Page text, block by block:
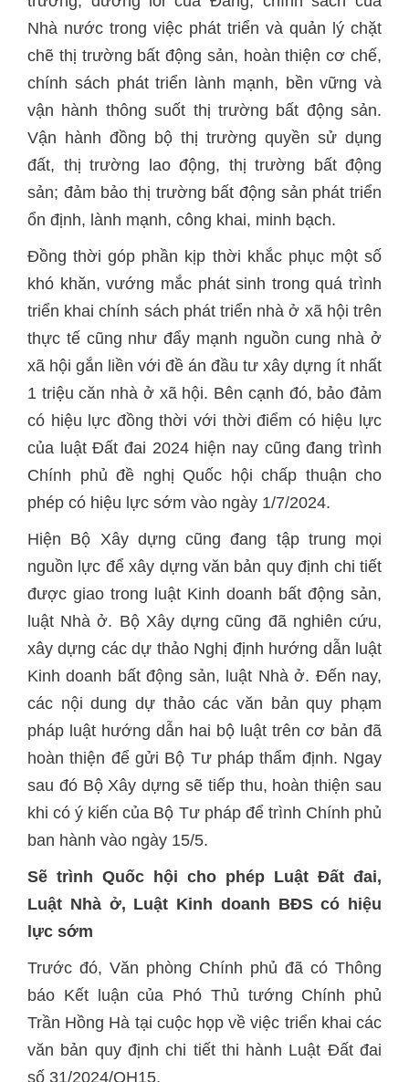
Nhà nước trong việc phát triển và quản lý chặt
chẽ thị trường bất động sản, hoàn thiện cơ chế,
chính sách phát triển lành mạnh, bền vững và
vận hành thông suốt thị trường bất động sản.
Vận hành đồng bộ thị trường quyền sử dụng
đất, thị trường lao động, thị trường bất động
sản; đảm bảo thị trường bất động sản phát triển
ổn định, lành mạnh, công khai, minh bạch.
Đồng thời góp phần kịp thời khắc phục một số
khó khăn, vướng mắc phát sinh trong quá trình
triển khai chính sách phát triển nhà ở xã hội trên
thực tế cũng như đẩy mạnh nguồn cung nhà ở
xã hội gắn liền với đề án đầu tư xây dựng ít nhất
1 triệu căn nhà ở xã hội. Bên cạnh đó, bảo đảm
có hiệu lực đồng thời với thời điểm có hiệu lực
của luật Đất đai 2024 hiện nay cũng đang trình
Chính phủ đề nghị Quốc hội chấp thuận cho
phép có hiệu lực sớm vào ngày 1/7/2024.
Hiện Bộ Xây dựng cũng đang tập trung mọi
nguồn lực để xây dựng văn bản quy định chi tiết
được giao trong luật Kinh doanh bất động sản,
luật Nhà ở. Bộ Xây dựng cũng đã nghiên cứu,
xây dựng các dự thảo Nghị định hướng dẫn luật
Kinh doanh bất động sản, luật Nhà ở. Đến nay,
các nội dung dự thảo các văn bản quy phạm
pháp luật hướng dẫn hai bộ luật trên cơ bản đã
hoàn thiện để gửi Bộ Tư pháp thẩm định. Ngay
sau đó Bộ Xây dựng sẽ tiếp thu, hoàn thiện sau
khi có ý kiến của Bộ Tư pháp để trình Chính phủ
ban hành vào ngày 15/5.
Sẽ trình Quốc hội cho phép Luật Đất đai,
Luật Nhà ở, Luật Kinh doanh BĐS có hiệu
lực sớm
Trước đó, Văn phòng Chính phủ đã có Thông
báo Kết luận của Phó Thủ tướng Chính phủ
Trần Hồng Hà tại cuộc họp về việc triển khai các
văn bản quy định chi tiết thi hành Luật Đất đai
số 31/2024/QH15.